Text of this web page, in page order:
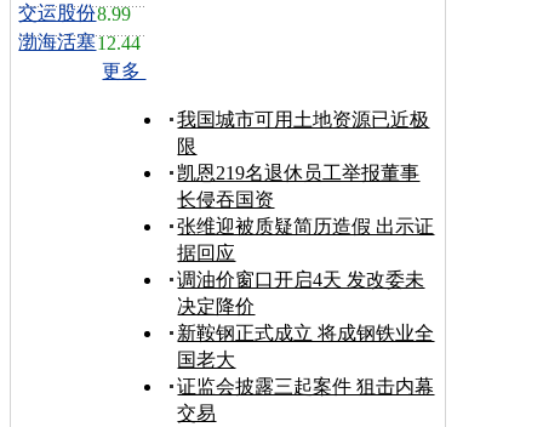
交运股份8.99
渤海活塞12.44
更多
我国城市可用土地资源已近极
限
凯恩219名退休员工举报董事
长侵吞国资
张维迎被质疑简历造假 出示证
据回应
调油价窗口开启4天 发改委未
决定降价
新鞍钢正式成立 将成钢铁业全
国老大
证监会披露三起案件 狙击内幕
交易